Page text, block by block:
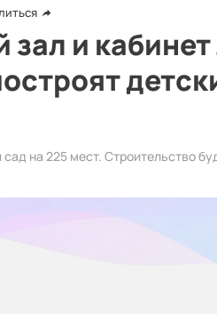
и
на 225 мест. Строительство